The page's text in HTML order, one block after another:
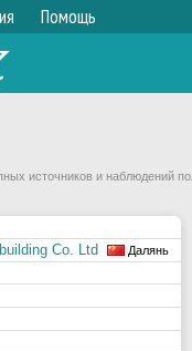
Помощь
источников и наблюдений
Co. Ltd
Далянь